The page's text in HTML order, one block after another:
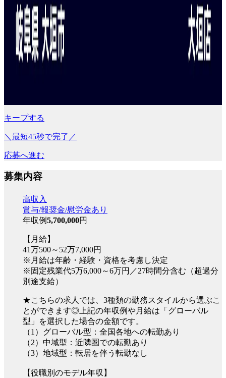
キープする
＼最短45秒で完了／
応募へ進む
募集内容
高収入
賞与/報奨金/慰労金あり
年収例5,700,000円
【月給】
41万500～52万7,000円
※月給は年齢・経験・資格を考慮し決定
※固定残業代5万6,000～6万円／27時間分含む（超過分
別途支給）
★こちらの求人では、3種類の勤務スタイルから選ぶこ
とができます◎上記の年収例や月給は「グローバル
型」を選択した場合の金額です。
（1）グローバル型：全国各地への転勤あり
（2）中域型：近隣圏での転勤あり
（3）地域型：転居を伴う転勤なし
【役職別のモデル年収】